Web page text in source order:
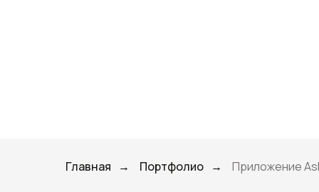
Главная → Портфолио → Приложение